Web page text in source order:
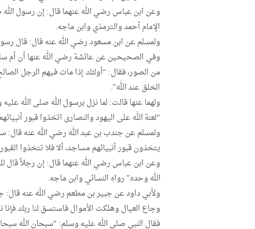
وعن ابن عباس رضي الله عنهما قال: إن رسول الله
الإمام أحمد والترمذي وابن ماجه.
ولمسلم عن ابن مسعود رضي الله عنه قال: قال رسول
وفي الصحيحين عن عائشة رضي الله عنها أن أم
من الصور، فقال: “أولئك إذا مات فيهم الرجل
الخلق عند الله”.
ولهما عنها قالت: لما نزل برسول الله صلى الله
“لعنة الله على اليهود والنصارى اتخذوا قبور
ولمسلم عن جندب بن عبد الله رضي الله عنه قال:
يتخذون قبور أنبيائهم مساجد، ألا فلا تتخذوا
وعن ابن عباس رضي الله عنهما قال: إن رجلاً قال
الله وحده” رواه النسائي وابن ماجه.
ولأبي داود عن جبير بن مطعم رضي الله عنه قال:
وجاع العيال وهلكت الأموال فاستسق لنا ربك
فقال النبي صلى الله عليه وسلم: “سبحان الله